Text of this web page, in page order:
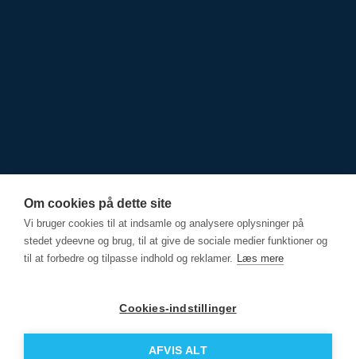
SOCIALE MEDIER
Om cookies på dette site
Vi bruger cookies til at indsamle og analysere oplysninger på
stedet ydeevne og brug, til at give de sociale medier funktioner og
til at forbedre og tilpasse indhold og reklamer. Læs mere
Cookies-indstillinger
AFVIS ALT